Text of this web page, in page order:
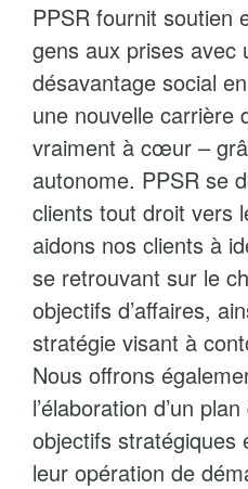
PPSR fournit soutien
gens aux prises avec
désavantage social
une nouvelle carrière
vraiment à cœur –
autonome. PPSR se
clients tout droit vers
aidons nos clients à
se retrouvant sur le
objectifs d’affaires,
stratégie visant à
Nous offrons
l’élaboration d’un
objectifs stratégiques
leur opération de